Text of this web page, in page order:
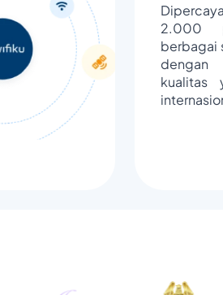
2.000
berbagai
kualitas